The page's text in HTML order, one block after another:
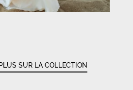
SUR LA COLLECTION